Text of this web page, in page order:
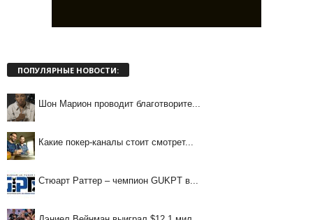
ПОПУЛЯРНЫЕ НОВОСТИ:
Шон Марион проводит благотворите...
Какие покер-каналы стоит смотрет...
Стюарт Раттер – чемпион GUKPT в...